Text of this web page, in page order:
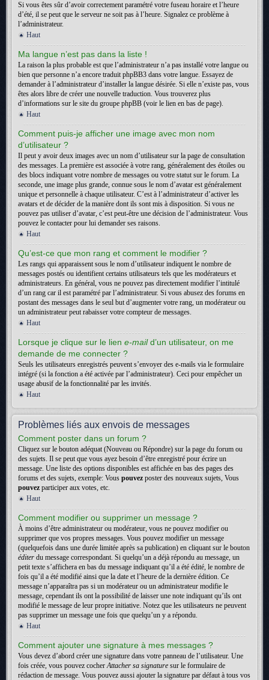
Si vous êtes sûr d’avoir correctement paramétré votre fuseau horaire et l’heure
d’été, il se peut que le serveur ne soit pas à l’heure. Signalez ce problème à
l’administrateur.
Haut
Ma langue n’est pas dans la liste !
La raison la plus probable est que l’administrateur n’a pas installé votre langue ou
bien que personne n’a encore traduit phpBB3 dans votre langue. Essayez de
demander à l’administrateur d’installer la langue désirée. Si elle n’existe pas, vous
êtes alors libre de créer une nouvelle traduction. Vous trouverez plus
d’informations sur le site du groupe phpBB (voir le lien en bas de page).
Haut
Comment puis-je afficher une image avec mon nom
d’utilisateur ?
Il peut y avoir deux images avec un nom d’utilisateur sur la page de consultation
des messages. La première est associée à votre rang, généralement des étoiles ou
des blocs indiquant votre nombre de messages ou votre statut sur le forum. La
seconde, une image plus grande, connue sous le nom d’avatar est généralement
unique et personnelle à chaque utilisateur. C’est à l’administrateur d’activer les
avatars et de décider de la manière dont ils sont mis à disposition. Si vous ne
pouvez pas utiliser d’avatar, c’est peut-être une décision de l’administrateur. Vous
pouvez le contacter pour lui demander ses raisons.
Haut
Qu’est-ce que mon rang et comment le modifier ?
Les rangs qui apparaissent sous le nom d’utilisateur indiquent le nombre de
messages postés ou identifient certains utilisateurs tels que les modérateurs et
administrateurs. En général, vous ne pouvez pas directement modifier l’intitulé
d’un rang car il est paramétré par l’administrateur. Si vous abusez des forums en
postant des messages dans le seul but d’augmenter votre rang, un modérateur ou
un administrateur peut rabaisser votre compteur de messages.
Haut
Lorsque je clique sur le lien e-maild’un utilisateur, on me
demande de me connecter ?
Seuls les utilisateurs enregistrés peuvent s’envoyer des e-mails via le formulaire
intégré (si la fonction a été activée par l’administrateur). Ceci pour empêcher un
usage abusif de la fonctionnalité par les invités.
Haut
Problèmes liés aux envois de messages
Comment poster dans un forum ?
Cliquez sur le bouton adéquat (Nouveau ou Répondre) sur la page du forum ou
des sujets. Il se peut que vous ayez besoin d’être enregistré pour écrire un
message. Une liste des options disponibles est affichée en bas des pages des
forums et des sujets, exemple: Vous pouvez poster des nouveaux sujets, Vous
pouvez participer aux votes, etc.
Haut
Comment modifier ou supprimer un message ?
À moins d’être administrateur ou modérateur, vous ne pouvez modifier ou
supprimer que vos propres messages. Vous pouvez modifier un message
(quelquefois dans une durée limitée après sa publication) en cliquant sur le bouton
éditer du message correspondant. Si quelqu’un a déjà répondu au message, un
petit texte s’affichera en bas du message indiquant qu’il a été édité, le nombre de
fois qu’il a été modifié ainsi que la date et l’heure de la dernière édition. Ce
message n’apparaîtra pas si un modérateur ou un administrateur modifie le
message, cependant ils ont la possibilité de laisser une note indiquant qu’ils ont
modifié le message de leur propre initiative. Notez que les utilisateurs ne peuvent
pas supprimer un message une fois que quelqu’un y a répondu.
Haut
Comment ajouter une signature à mes messages ?
Vous devez d’abord créer une signature dans votre panneau de l’utilisateur. Une
fois créée, vous pouvez cocherAttacher sa signature sur le formulaire de
rédaction de message. Vous pouvez aussi ajouter la signature par défaut à tous vos